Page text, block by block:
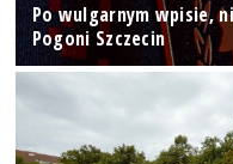
Po wulgarnym wpisie,
Pogoni Szczecin